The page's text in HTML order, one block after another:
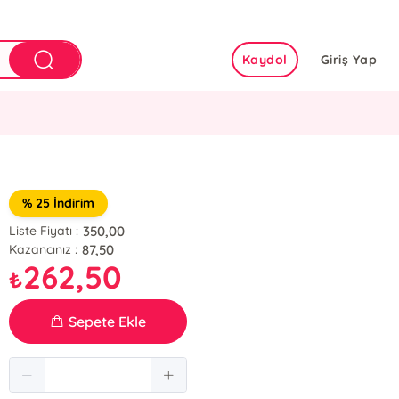
Giriş Yap
Kaydol
% 25 İndirim
Liste Fiyatı : 350,00
Kazancınız : 87,50
₺262,50
Sepete Ekle